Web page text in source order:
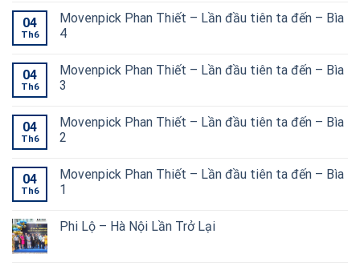
04
Th6
Movenpick Phan Thiết – Lần đầu tiên ta đến – Bìa
4
04
Th6
Movenpick Phan Thiết – Lần đầu tiên ta đến – Bìa
3
04
Th6
Movenpick Phan Thiết – Lần đầu tiên ta đến – Bìa
2
04
Th6
Movenpick Phan Thiết – Lần đầu tiên ta đến – Bìa
1
Phi Lộ – Hà Nội Lần Trở Lại